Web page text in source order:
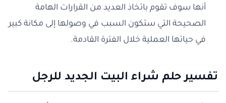
أنها سوف تقوم باتخاذ العديد من القرارات الهامة
الصحيحة التي ستكون السبب في وصولها إلى مكانة كبير
في حياتها العملية خلال الفترة القادمة.
تفسير حلم شراء البيت الجديد للرجل